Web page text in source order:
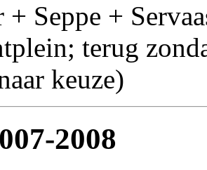
Seppe +
terug
keuze)
2008